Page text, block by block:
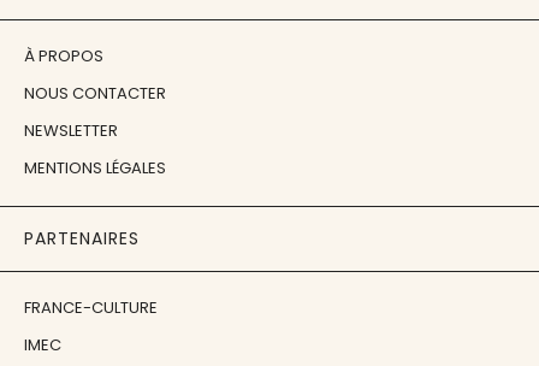
À PROPOS
NOUS CONTACTER
NEWSLETTER
MENTIONS LÉGALES
PARTENAIRES
FRANCE-CULTURE
IMEC